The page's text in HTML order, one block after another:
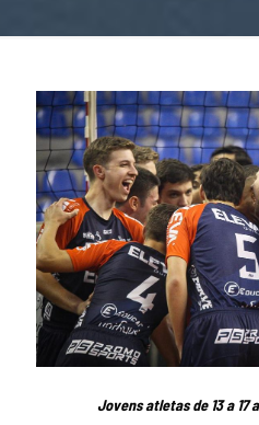
Jovens atletas de 13 a